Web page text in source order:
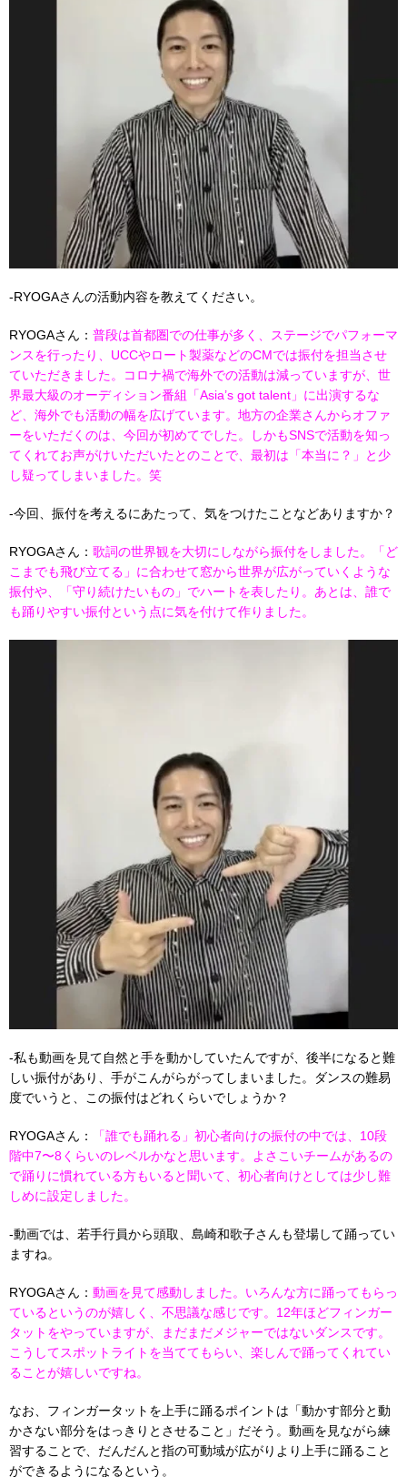
-RYOGAさんの活動内容を教えてください。
RYOGAさん： 普段は首都圏での仕事が多く、ステージでパフォーマ
ンスを行ったり、UCCやロート製薬などのCMでは振付を担当させ
ていただきました。コロナ禍で海外での活動は減っていますが、世
界最大級のオーディション番組「Asia’s got talent」に出演するな
ど、海外でも活動の幅を広げています。地方の企業さんからオファ
ーをいただくのは、今回が初めてでした。しかもSNSで活動を知っ
てくれてお声がけいただいたとのことで、最初は「本当に？」と少
し疑ってしまいました。笑
-今回、振付を考えるにあたって、気をつけたことなどありますか？
RYOGAさん： 歌詞の世界観を大切にしながら振付をしました。「ど
こまでも飛び立てる」に合わせて窓から世界が広がっていくような
振付や、「守り続けたいもの」でハートを表したり。あとは、誰で
も踊りやすい振付という点に気を付けて作りました。
-私も動画を見て自然と手を動かしていたんですが、後半になると難
しい振付があり、手がこんがらがってしまいました。ダンスの難易
度でいうと、この振付はどれくらいでしょうか？
RYOGAさん：
「誰でも踊れる」初心者向けの振付の中では、10段
階中7〜8くらいのレベルかなと思います。よさこいチームがあるの
で踊りに慣れている方もいると聞いて、初心者向けとしては少し難
しめに設定しました。
-動画では、若手行員から頭取、島崎和歌子さんも登場して踊ってい
ますね。
RYOGAさん： 動画を見て感動しました。いろんな方に踊ってもらっ
ているというのが嬉しく、不思議な感じです。12年ほどフィンガー
タットをやっていますが、まだまだメジャーではないダンスです。
こうしてスポットライトを当ててもらい、楽しんで踊ってくれてい
ることが嬉しいですね。
なお、フィンガータットを上手に踊るポイントは「動かす部分と動
かさない部分をはっきりとさせること」だそう。動画を見ながら練
習することで、だんだんと指の可動域が広がりより上手に踊ること
ができるようになるという。